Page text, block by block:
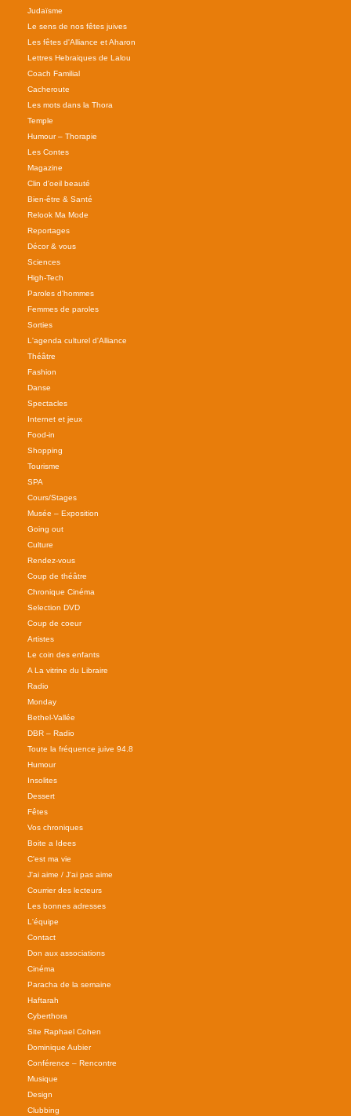
Judaïsme
Le sens de nos fêtes juives
Les fêtes d'Alliance et Aharon
Lettres Hebraiques de Lalou
Coach Familial
Cacheroute
Les mots dans la Thora
Temple
Humour – Thorapie
Les Contes
Magazine
Clin d'oeil beauté
Bien-être & Santé
Relook Ma Mode
Reportages
Décor & vous
Sciences
High-Tech
Paroles d'hommes
Femmes de paroles
Sorties
L'agenda culturel d'Alliance
Théâtre
Fashion
Danse
Spectacles
Internet et jeux
Food-in
Shopping
Tourisme
SPA
Cours/Stages
Musée – Exposition
Going out
Culture
Rendez-vous
Coup de théâtre
Chronique Cinéma
Selection DVD
Coup de coeur
Artistes
Le coin des enfants
A La vitrine du Libraire
Radio
Monday
Bethel-Vallée
DBR – Radio
Toute la fréquence juive 94.8
Humour
Insolites
Dessert
Fêtes
Vos chroniques
Boite a Idees
C'est ma vie
J'ai aime / J'ai pas aime
Courrier des lecteurs
Les bonnes adresses
L'équipe
Contact
Don aux associations
Cinéma
Paracha de la semaine
Haftarah
Cyberthora
Site Raphael Cohen
Dominique Aubier
Conférence – Rencontre
Musique
Design
Clubbing